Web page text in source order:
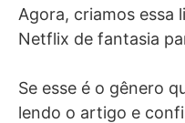
Agora, criamos essa
Netflix de fantasia
Se esse é o gênero
lendo o artigo e